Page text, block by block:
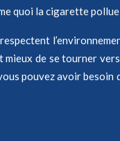
quoi la cigarette
de se tourner
pouvez avoir besoin